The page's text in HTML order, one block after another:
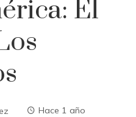
El
Hace 1 año